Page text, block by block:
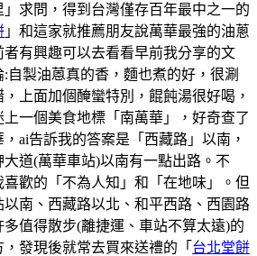
求問，得到台灣僅存百年最中之一的
」和這家就推薦朋友說萬華最強的油蔥
有興趣可以去看看早前我分享的文
自製油蒽真的香，麵也煮的好，很涮
上面加個醃蠻特別，餛飩湯很好喝，
一個美食地標「南萬華」，好奇查了
ai告訴我的答案是「西藏路」以南，
道(萬華車站)以南有一點出路。不
歡的「不為人知」和「在地味」。但
南、西藏路以北、和平西路、西園路
值得散步(離捷運、車站不算太遠)的
發現後就常去買來送禮的「 台北堂餅